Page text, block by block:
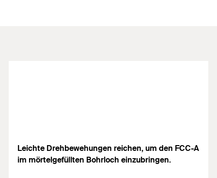
Leichte Drehbewehungen reichen, um den FCC-A
im mörtelgefüllten Bohrloch einzubringen.